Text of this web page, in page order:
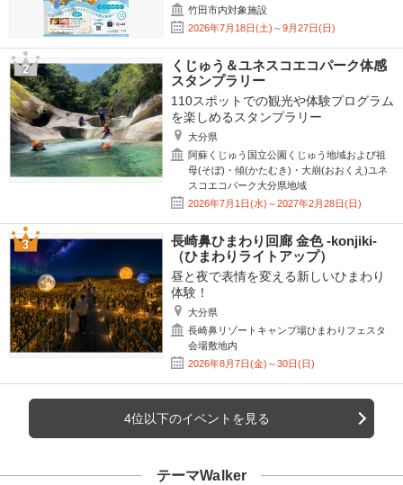
竹田市内対象施設
2026年7月18日(土)～9月27日(日)
くじゅう＆ユネスコエコパーク体感
スタンプラリー
110スポットでの観光や体験プログラム
を楽しめるスタンプラリー
大分県
阿蘇くじゅう国立公園くじゅう地域および祖
母(そぼ)・傾(かたむき)・大崩(おおくえ)ユネ
スコエコパーク大分県地域
2026年7月1日(水)～2027年2月28日(日)
長崎鼻ひまわり回廊 金色 -konjiki-
（ひまわりライトアップ）
昼と夜で表情を変える新しいひまわり
体験！
大分県
長崎鼻リゾートキャンプ場ひまわりフェスタ
会場敷地内
2026年8月7日(金)～30日(日)
4位以下のイベントを見る
テーマWalker